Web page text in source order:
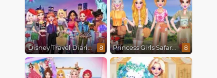
Disney Travel Diaries: City Break 8 Princess Girls Safari Trip 8